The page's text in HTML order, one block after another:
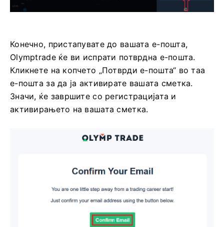
Конечно, пристапувате до вашата е-пошта,
Olymptrade ќе ви испрати потврдна е-пошта.
Кликнете на копчето „Потврди е-пошта“ во таа
е-пошта за да ја активирате вашата сметка.
Значи, ќе завршите со регистрацијата и
активирањето на вашата сметка.